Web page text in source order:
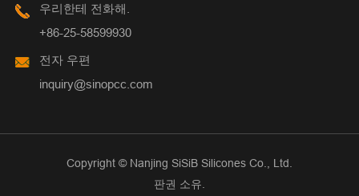
우리한테 전화해.
+86-25-58599930
전자 우편
inquiry@sinopcc.com
Copyright © Nanjing SiSiB Silicones Co., Ltd.
판권 소유.